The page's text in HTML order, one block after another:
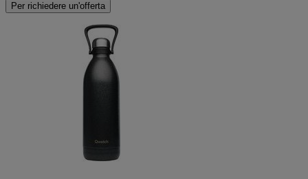
Per richiedere un'offerta